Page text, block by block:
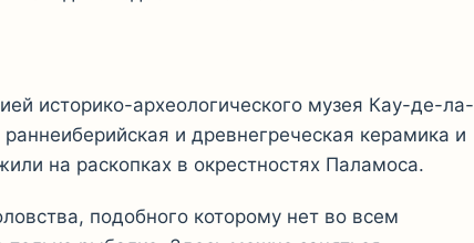
историко-археологического музея Кау-де-ла-
и древнегреческая керамика и
на раскопках в окрестностях Паламоса.
подобного которому нет во всем